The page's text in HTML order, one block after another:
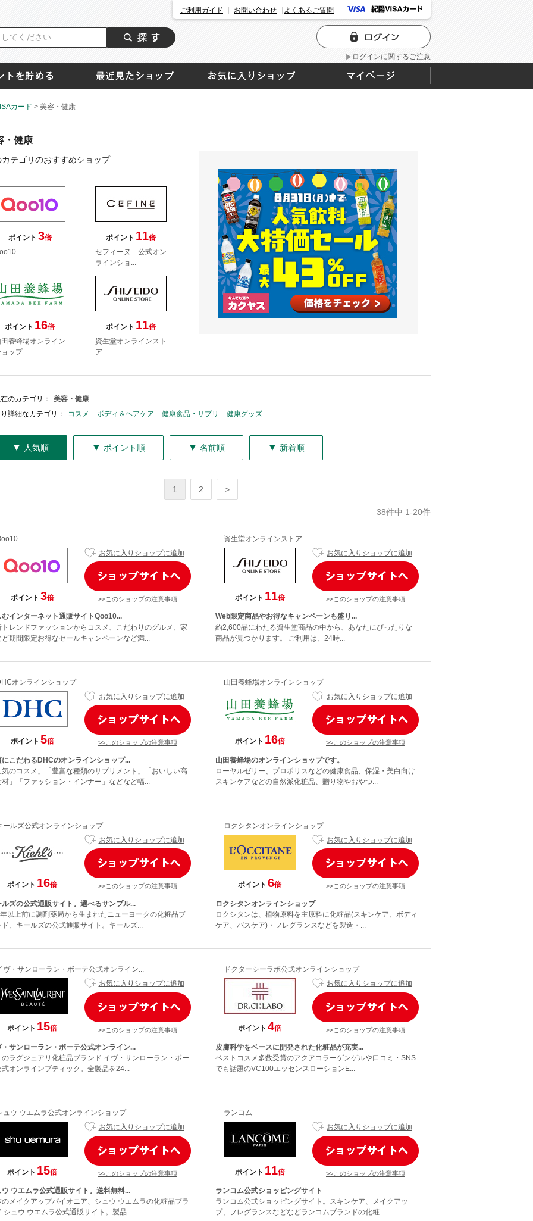
ログインに関するご注意
ご利用ガイド お問い合わせ よくあるご質問
カード > 美容・健康
・健康
カテゴリのおすすめショップ
ポイント 3倍
ポイント 11倍
セフィーヌ 公式オン
ラインショ...
ポイント 16倍
田養蜂場オンライン
ョップ
ポイント 11倍
資生堂オンラインスト
ア
のカテゴリ ：
美容・健康
詳細なカテゴリ ： コスメ ボディ＆ヘアケア 健康食品・サプリ 健康グッズ
▼ 人気順 ▼ ポイント順 ▼ 名前順 ▼ 新着順
1 2 >
38件中 1-20件
ポイント 3倍
お気に入りショップに追加
>>このショップの注意事項
むインターネット通販サイトQoo10...
トレンドファッションからコスメ、こだわりのグルメ、家
ど期間限定お得なセールキャンペーンなど満...
資生堂オンラインストア
ポイント 11倍
お気に入りショップに追加
>>このショップの注意事項
Web限定商品やお得なキャンペーンも盛り...
約2,600品にわたる資生堂商品の中から、あなたにぴったりな
商品が見つかります。 ご利用は、24時...
オンラインショップ
ポイント 5倍
お気に入りショップに追加
>>このショップの注意事項
にこだわるDHCのオンラインショップ...
気のコスメ」「豊富な種類のサプリメント」「おいしい高
」「ファッション・インナー」などなど幅...
山田養蜂場オンラインショップ
ポイント 16倍
お気に入りショップに追加
>>このショップの注意事項
山田養蜂場のオンラインショップです。
ローヤルゼリー、プロポリスなどの健康食品、保湿・美白向け
スキンケアなどの自然派化粧品、贈り物やおやつ...
ールズ公式オンラインショップ
ポイント 16倍
お気に入りショップに追加
>>このショップの注意事項
ルズの公式通販サイト。選べるサンプル...
以上前に調剤薬局から生まれたニューヨークの化粧品ブ
ド、キールズの公式通販サイト。キールズ...
ロクシタンオンラインショップ
ポイント 6倍
お気に入りショップに追加
>>このショップの注意事項
ロクシタンオンラインショップ
ロクシタンは、植物原料を主原料に化粧品(スキンケア、ボディ
ケア、バスケア)・フレグランスなどを製造・...
ヴ・サンローラン・ボーテ公式オンライン...
ポイント 15倍
お気に入りショップに追加
>>このショップの注意事項
・サンローラン・ボーテ公式オンライン...
のラグジュアリ化粧品ブランド イヴ・サンローラン・ボー
式オンラインブティック。全製品を24...
ドクターシーラボ公式オンラインショップ
ポイント 4倍
お気に入りショップに追加
>>このショップの注意事項
皮膚科学をベースに開発された化粧品が充実...
ベストコスメ多数受賞のアクアコラーゲンゲルや口コミ・SNS
でも話題のVC100エッセンスローションE...
ュウ ウエムラ公式オンラインショップ
ポイント 15倍
お気に入りショップに追加
>>このショップの注意事項
ウ ウエムラ公式通販サイト。送料無料...
のメイクアップパイオニア、シュウ ウエムラの化粧品ブラ
シュウ ウエムラ公式通販サイト。製品...
ランコム
ポイント 11倍
お気に入りショップに追加
>>このショップの注意事項
ランコム公式ショッピングサイト
ランコム公式ショッピングサイト。スキンケア、メイクアッ
プ、フレグランスなどなどランコムブランドの化粧...